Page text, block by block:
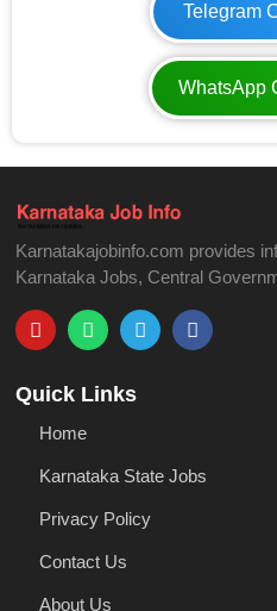
Telegram
WhatsApp
Karnatakajobinfo.com provides
Karnataka Jobs, Central
Quick Links
Home
Karnataka State Jobs
Privacy Policy
Contact Us
About Us